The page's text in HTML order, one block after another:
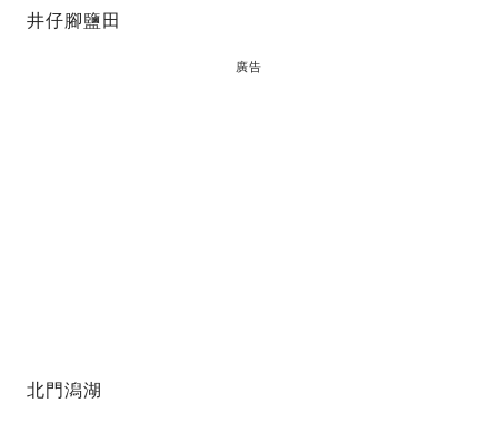
井仔腳鹽田
廣告
北門潟湖